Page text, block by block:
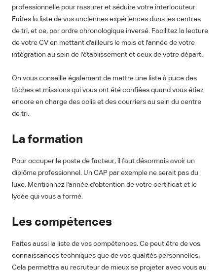
professionnelle pour rassurer et séduire votre interlocuteur.
Faites la liste de vos anciennes expériences dans les centres
de tri, et ce, par ordre chronologique inversé. Facilitez la lecture
de votre CV en mettant d'ailleurs le mois et l'année de votre
intégration au sein de l'établissement et ceux de votre départ.
On vous conseille également de mettre une liste à puce des
tâches et missions qui vous ont été confiées quand vous étiez
encore en charge des colis et des courriers au sein du centre
de tri.
La formation
Pour occuper le poste de facteur, il faut désormais avoir un
diplôme professionnel. Un CAP par exemple ne serait pas du
luxe. Mentionnez l'année d'obtention de votre certificat et le
lycée qui vous a formé.
Les compétences
Faites aussi la liste de vos compétences. Ce peut être de vos
connaissances techniques que de vos qualités personnelles.
Cela permettra au recruteur de mieux se projeter avec vous au